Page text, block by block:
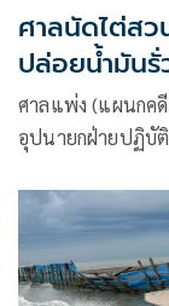
ศาลนัดไต่สว
ปล่อยน้ำมันรั่
ศาลแพ่ง (แผนกค
อุปนายกฝ่ายปฏิบั
คณะทำงานฝ่ายค